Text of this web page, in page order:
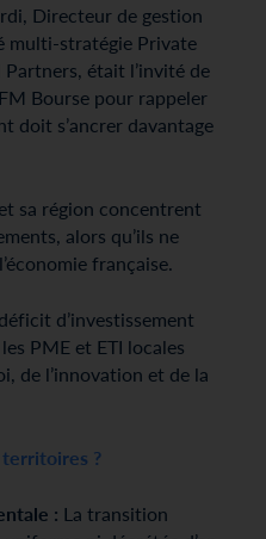
, Directeur de gestion
multi-stratégie Private
Partners, était l’invité de
Bourse pour rappeler
doit s’ancrer davantage
sa région concentrent
alors qu’ils ne
française.
d’investissement
PME et ETI locales
de l’innovation et de la
?
: La transition